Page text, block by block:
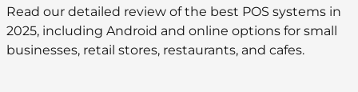
Read our detailed review of the best POS systems in
2025, including Android and online options for small
businesses, retail stores, restaurants, and cafes.